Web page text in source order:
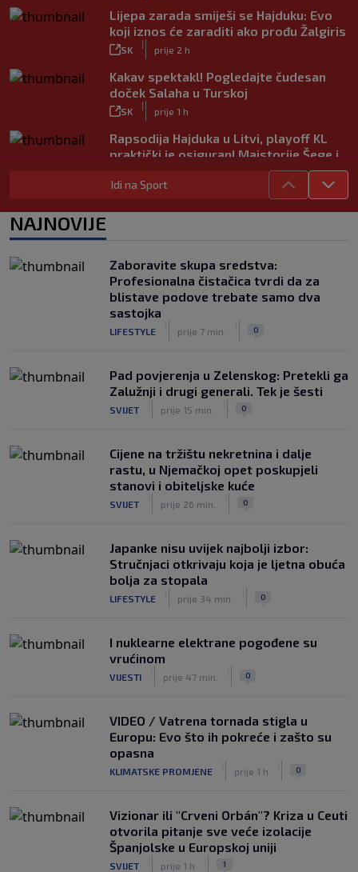
Lijepa zarada smiješi se Hajduku: Evo
koji iznos će zaraditi ako prođu Žalgiris
SK
|
prije 2 h
Kakav spektakl! Pogledajte čudesan
doček Salaha u Turskoj
SK
|
prije 1 h
Rapsodija Hajduka u Litvi, playoff KL
praktički je osiguran! Majstorije Šege i
SK
|
prije 6 h
Neočekivani problemi za Dinamo:
Rijeka u Finsku nosi minimalnu
prednost, bivši vratar Dinama spriječio
veću razliku
SK
|
prije 2 h
Idi na Sport
NAJNOVIJE
Zaboravite skupa sredstva:
Profesionalna čistačica tvrdi da za
blistave podove trebate samo dva
sastojka
LIFESTYLE prije 7 min. 0
Pad povjerenja u Zelenskog: Pretekli ga
Zalužnji i drugi generali. Tek je šesti
SVIJET prije 15 min. 0
Cijene na tržištu nekretnina i dalje
rastu, u Njemačkoj opet poskupjeli
stanovi i obiteljske kuće
SVIJET prije 26 min. 0
Japanke nisu uvijek najbolji izbor:
Stručnjaci otkrivaju koja je ljetna obuća
bolja za stopala
LIFESTYLE prije 34 min. 0
I nuklearne elektrane pogođene su
vrućinom
VIJESTI prije 47 min. 0
VIDEO / Vatrena tornada stigla u
Europu: Evo što ih pokreće i zašto su
opasna
KLIMATSKE PROMJENE prije 1 h 0
Vizionar ili "Crveni Orbán"? Kriza u Ceuti
otvorila pitanje sve veće izolacije
Španjolske u Europskoj uniji
SVIJET prije 1 h 1